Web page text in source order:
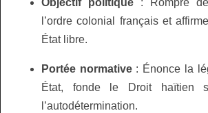
Objectif politique : Rompre
l’ordre colonial français et
État libre.
Portée normative: Énonce la
État, fonde le Droit haïtien
l’autodétermination.